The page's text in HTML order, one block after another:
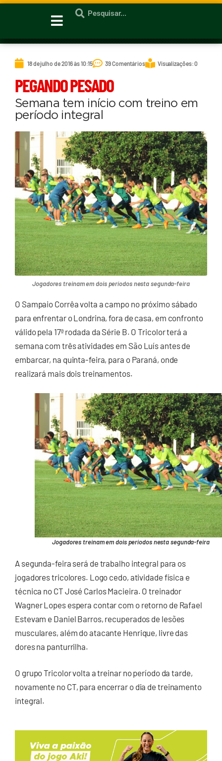
18 de julho de 2016 às 10:15 39 Comentários Visualizações: 0
PEGANDO PESADO
Semana tem início com treino em
período integral
Jogadores treinam em dois períodos nesta segunda-feira
O Sampaio Corrêa volta a campo no próximo sábado
para enfrentar o Londrina, fora de casa, em confronto
válido pela 17ª rodada da Série B. O Tricolor terá a
semana com três atividades em São Luís antes de
embarcar, na quinta-feira, para o Paraná, onde
realizará mais dois treinamentos.
Jogadores treinam em dois períodos nesta segunda-feira
A segunda-feira será de trabalho integral para os
jogadores tricolores. Logo cedo, atividade física e
técnica no CT José Carlos Macieira. O treinador
Wagner Lopes espera contar com o retorno de Rafael
Estevam e Daniel Barros, recuperados de lesões
musculares, além do atacante Henrique, livre das
dores na panturrilha.
O grupo Tricolor volta a treinar no período da tarde,
novamente no CT, para encerrar o dia de treinamento
integral.